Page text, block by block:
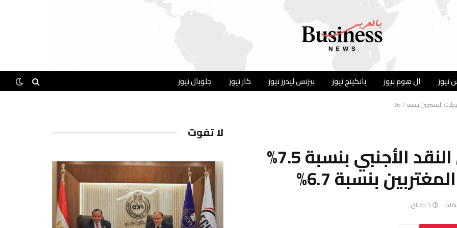
نيوز ال هوم نيوز بانكينج نيوز بيزنس ليدرز نيوز كار نيوز جلوبال نيوز
تونس .. ارتفاع احتياطي النقد الأجنبي بنسبة 7.5%
بنسبة 6.7%
1 دقائق
لا تفوت